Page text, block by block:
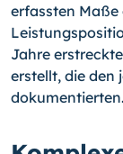
erfassten
Jahre
erstellt, die den
dokumentierten.